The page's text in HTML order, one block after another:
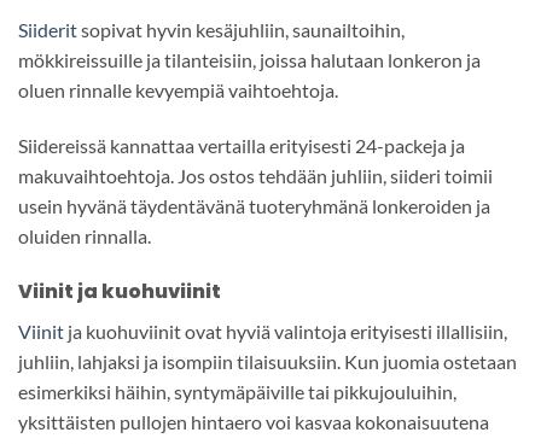
Siideritsopivat hyvin kesäjuhliin, saunailtoihin,
mökkireissuille ja tilanteisiin, joissa halutaan lonkeron ja
oluen rinnalle kevyempiä vaihtoehtoja.
Siidereissä kannattaa vertailla erityisesti 24-packeja ja
makuvaihtoehtoja. Jos ostos tehdään juhliin, siideri toimii
usein hyvänä täydentävänä tuoteryhmänä lonkeroiden ja
oluiden rinnalla.
Viinit ja kuohuviinit
Viinit ja kuohuviinit ovat hyviä valintoja erityisesti illallisiin,
juhliin, lahjaksi ja isompiin tilaisuuksiin. Kun juomia ostetaan
esimerkiksi häihin, syntymäpäiville tai pikkujouluihin,
yksittäisten pullojen hintaero voi kasvaa kokonaisuutena